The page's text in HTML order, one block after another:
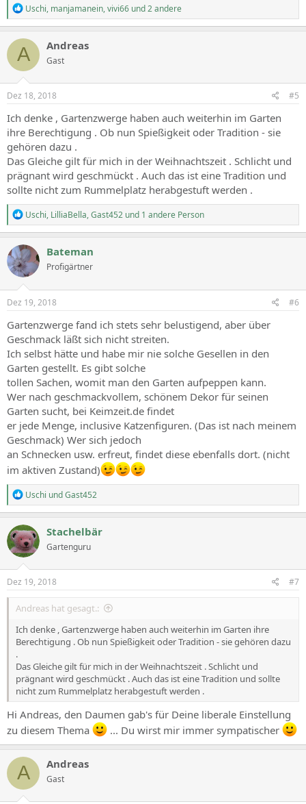
R
e
a
c
t
o
n
s
Uschi, manjamanein,vivi66 und 2 andere
A Andreas
Gast
Dez 18, 2018 #5
Ich denke , Gartenzwerge haben auch weiterhin im Garten
ihre Berechtigung . Ob nun Spießigkeit oder Tradition - sie
gehören dazu .
Das Gleiche gilt für mich in der Weihnachtszeit . Schlicht und
prägnant wird geschmückt . Auch das ist eine Tradition und
sollte nicht zum Rummelplatz herabgestuft werden .
R
e
a
c
t
i
o
n
s
Uschi, LilliaBella,Gast452 und 1 andere Person
Bateman
Profigärtner
Dez 19, 2018 #6
Gartenzwerge fand ich stets sehr belustigend, aber über
Geschmack läßt sich nicht streiten.
Ich selbst hätte und habe mir nie solche Gesellen in den
Garten gestellt. Es gibt solche
tollen Sachen, womit man den Garten aufpeppen kann.
Wer nach geschmackvollem, schönem Dekor für seinen
Garten sucht, bei Keimzeit.de findet
er jede Menge, inclusive Katzenfiguren. (Das ist nach meinem
Geschmack) Wer sich jedoch
an Schnecken usw. erfreut, findet diese ebenfalls dort. (nicht
im aktiven Zustand)
R
e
a
c
t
i
o
n
s
Uschi undGast452
Stachelbär
Gartenguru
Dez 19, 2018 #7
Andreas hat gesagt.:
Ich denke , Gartenzwerge haben auch weiterhin im Garten ihre
Berechtigung . Ob nun Spießigkeit oder Tradition - sie gehören dazu
.
Das Gleiche gilt für mich in der Weihnachtszeit . Schlicht und
prägnant wird geschmückt . Auch das ist eine Tradition und sollte
nicht zum Rummelplatz herabgestuft werden .
Hi Andreas, den Daumen gab's für Deine liberale Einstellung
zu diesem Thema
... Du wirst mir immer sympatischer
A Andreas
Gast